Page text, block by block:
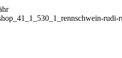
rudi-